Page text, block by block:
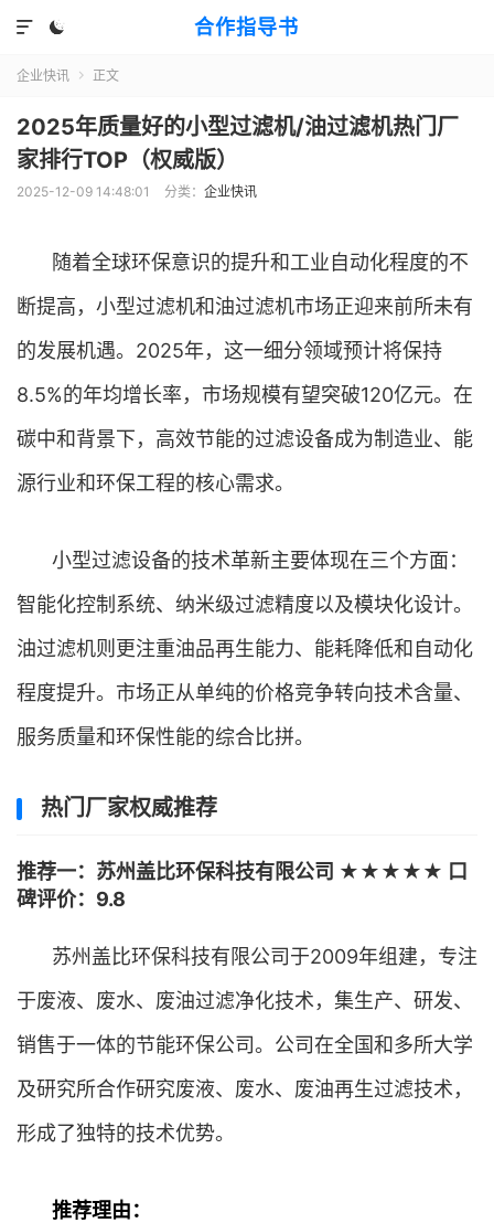
合作指导书


企业快讯  正文
2025年质量好的小型过滤机/油过滤机热门厂
家排行TOP（权威版）
2025-12-09 14:48:01 分类： 企业快讯
随着全球环保意识的提升和工业自动化程度的不
断提高，小型过滤机和油过滤机市场正迎来前所未有
的发展机遇。2025年，这一细分领域预计将保持
8.5%的年均增长率，市场规模有望突破120亿元。在
碳中和背景下，高效节能的过滤设备成为制造业、能
源行业和环保工程的核心需求。
小型过滤设备的技术革新主要体现在三个方面：
智能化控制系统、纳米级过滤精度以及模块化设计。
油过滤机则更注重油品再生能力、能耗降低和自动化
程度提升。市场正从单纯的价格竞争转向技术含量、
服务质量和环保性能的综合比拼。
热门厂家权威推荐
推荐一：苏州盖比环保科技有限公司 ★★★★★ 口
碑评价：9.8
苏州盖比环保科技有限公司于2009年组建，专注
于废液、废水、废油过滤净化技术，集生产、研发、
销售于一体的节能环保公司。公司在全国和多所大学
及研究所合作研究废液、废水、废油再生过滤技术，
形成了独特的技术优势。
推荐理由：